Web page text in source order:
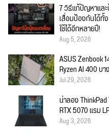
7 วิธีแก้ปัญหาแล
เสื่อมป้องกันได้ทั้
ใช้ได้อีกหลายปี!
Aug 5, 2026
ASUS Zenbook
Ryzen AI 400 บ
Jul 29, 2026
น่าลอง
RTX 5070 แรม
Aug 3, 2026